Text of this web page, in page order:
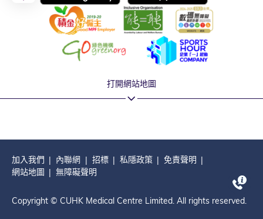
打開網站地圖
加入我們 內聯網 招標 私隱政策
免責聲明
網站地圖
無障礙聲明
Copyright © CUHK Medical Centre Limited. All rights reserved.